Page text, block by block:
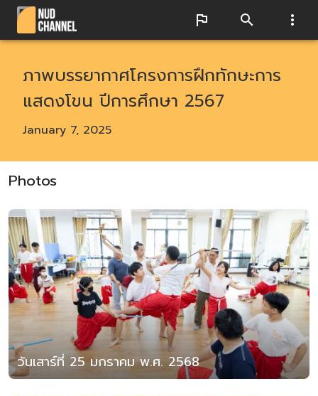
ภาพบรรยากาศโครงการฝึกทักษะการ
แสดงโขน ปีการศึกษา 2567
January 7, 2025
Photos
วันเสาร์ที่ 25 มกราคม พ.ศ. 2568